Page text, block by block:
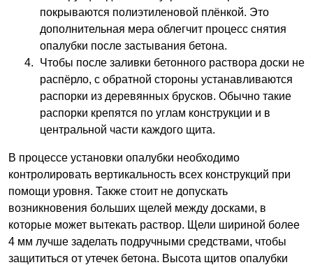
покрываются полиэтиленовой плёнкой. Это
дополнительная мера облегчит процесс снятия
опалубки после застывания бетона.
Чтобы после заливки бетонного раствора доски не
распёрло, с обратной стороны устанавливаются
распорки из деревянных брусков. Обычно такие
распорки крепятся по углам конструкции и в
центральной части каждого щита.
В процессе установки опалубки необходимо
контролировать вертикальность всех конструкций при
помощи уровня. Также стоит не допускать
возникновения больших щелей между досками, в
которые может вытекать раствор. Щели шириной более
4 мм лучше заделать подручными средствами, чтобы
защититься от утечек бетона. Высота щитов опалубки